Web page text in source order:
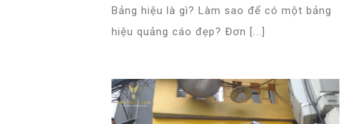
Bảng hiệu là gì? Làm sao để có một bảng
hiệu quảng cáo đẹp? Đơn [...]